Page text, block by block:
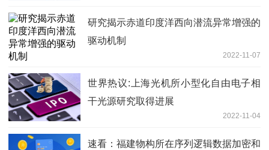
研究揭示赤道印度洋西向潜流异常增强的
驱动机制
2022-11-07
世界热议:上海光机所小型化自由电子相
干光源研究取得进展
2022-11-04
速看：福建物构所在序列逻辑数据加密和